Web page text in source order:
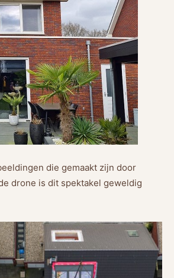
die gemaakt zijn door
drone is dit spektakel geweldig